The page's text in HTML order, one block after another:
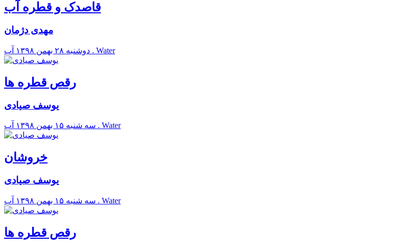
قاصدک و قطره آب
مهدی دژمان
دوشنبه ۲۸ بهمن ۱۳۹۸ آب . Water
رقص قطره ها
یوسف صیادی
سه شنبه ۱۵ بهمن ۱۳۹۸ آب . Water
خروشان
یوسف صیادی
سه شنبه ۱۵ بهمن ۱۳۹۸ آب . Water
رقص قطره ها